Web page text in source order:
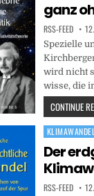
ganz
RSS-FEED
Spezielle
wird nicht
wisse, die
CONTINUE
Posted
in
KLIMAWANDEL
Der
RSS-FEED